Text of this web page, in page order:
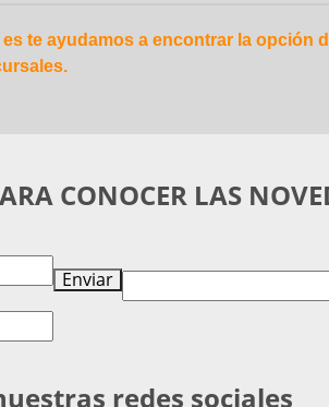
es te ayudamos a encontrar la opción
CONOCER LAS
Enviar
redes sociales